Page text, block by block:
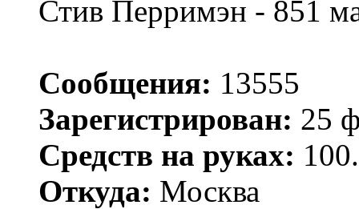
Стив Перримэн - 851
Сообщения: 13555
Зарегистрирован: 25
Средств на руках:
Откуда: Москва